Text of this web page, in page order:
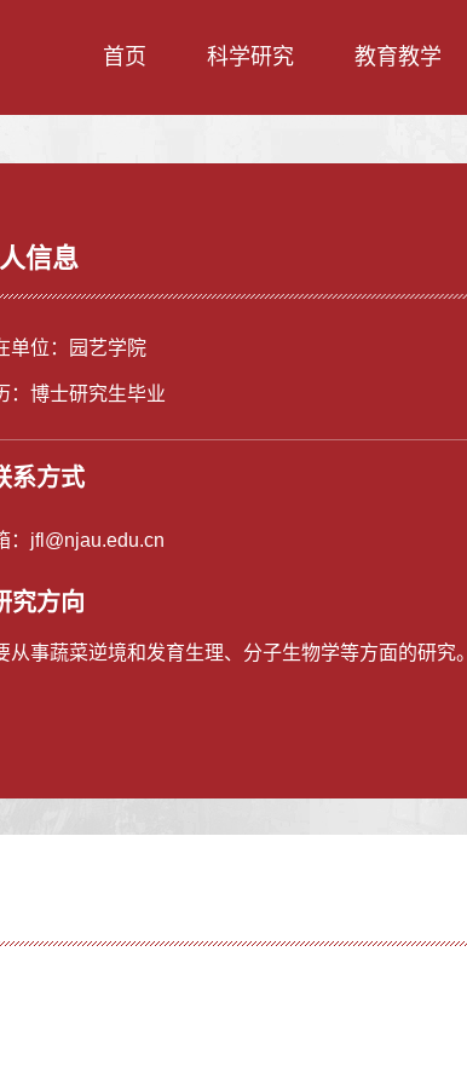
首页 科学研究 教育教学
信息
单位：园艺学院
：博士研究生毕业
系方式
： jfl@njau.edu.cn
究方向
从事蔬菜逆境和发育生理、分子生物学等方面的研究。